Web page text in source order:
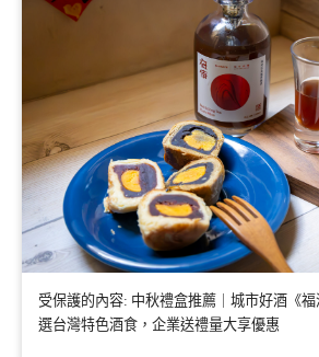
受保護的內容: 中秋禮盒推薦｜城市好酒《
選台灣特色酒食，企業送禮量大享優惠